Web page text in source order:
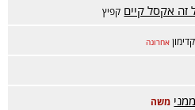
זה אקסל קיים קפיץ
אחרונה
משה